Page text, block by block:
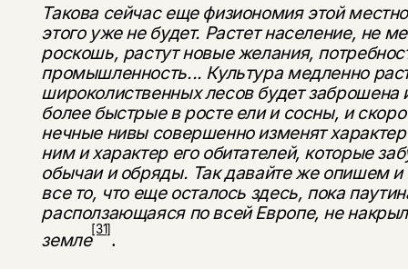
Такова сейчас еще физиономия этой
этого уже не будет. Растет население, не
роскошь, растут новые желания,
промышленность... Культура мед­ленно
широколиственных лесов будет заброшена
более быстрые в росте ели и сосны, и
нечные нивы совершенно изменят
ним и характер его обитателей, которые
обычаи и обряды. Так давайте же опишем и
все то, что еще осталось здесь, пока
расползающаяся по всей Европе, не
земле[31].